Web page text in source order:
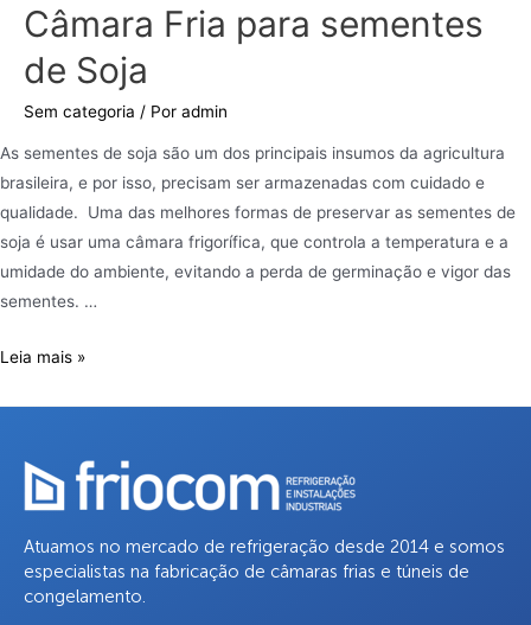
Câmara Fria para sementes
de Soja
Sem categoria / Por admin
As sementes de soja são um dos principais insumos da agricultura
brasileira, e por isso, precisam ser armazenadas com cuidado e
qualidade. Uma das melhores formas de preservar as sementes de
soja é usar uma câmara frigorífica, que controla a temperatura e a
umidade do ambiente, evitando a perda de germinação e vigor das
sementes. …
Leia mais »
Atuamos no mercado de refrigeração desde 2014 e somos
especialistas na fabricação de câmaras frias e túneis de
congelamento.